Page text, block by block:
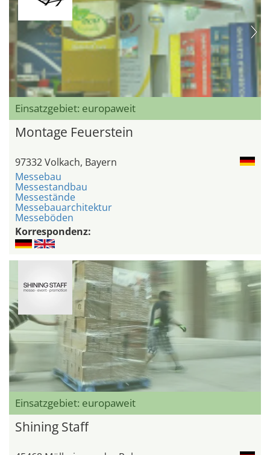
Einsatzgebiet: europaweit
Montage Feuerstein
97332 Volkach, Bayern
Messebau
Messestandbau
Messestände
Messebauarchitektur
Messeböden
Korrespondenz:
Einsatzgebiet: europaweit
Shining Staff